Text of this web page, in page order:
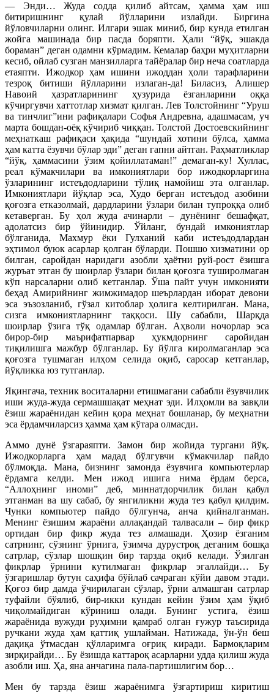
— Энди… Жуда содда қилиб айтсам, ҳамма ҳам иш
битиришнинг қулай йўлларини излайди. Биргина
йўловчиларни олинг. Илгари эшак миниб, бир кунда етилган
жойга машинада бир пасда боряпти. Ҳали “йўқ, эшакда
бораман” деган одамни кўрмадим. Кемалар баҳри муҳитларни
кесиб, ойлаб сузган манзилларга тайёралар бир неча соатларда
етаяпти. Ижодкор ҳам ишини ижоддан ҳоли тарафларини
тезроқ битиши йўлларини излаган-да! Биласиз, Алишер
Навоий ҳазратларининг ҳузурида ёзганларини оққа
кўчиргувчи хаттотлар хизмат қилган. Лев Толстойнинг “Уруш
ва тинчлиг”ини рафиқалари Софья Андревна, адашмасам, уч
марта бошдан-оёқ кўчириб чиққан. Толстой Достоевскийнинг
меҳнаткаш рафиқаси ҳақида “шундай хотини бўлса, ҳамма
ҳам катта ёзувчи бўлар эди” деган гапни айтган. Раҳматликлар
“йўқ, ҳаммасини ўзим қойиллатаман!” демаган-ку! Хуллас,
реал кўмакчилари ва имкониятлари бор ижодкорларгина
ўзларининг истеъдодларини тўлиқ намойиш эта олганлар.
Имкониятлари йўқлар эса, Худо берган истеъдод азобини
қоғозга етказолмай, дардларини ўзлари билан тупроққа олиб
кетаверган. Бу ҳол жуда ачинарли – дунёнинг бешафқат,
адолатсиз бир ўйинидир. Ўйланг, бундай имкониятлар
бўлганида, Махмур ёки Гулханий каби истеъдодлардан
эҳтимол буюк асарлар қолган бўларди. Пошшо хизматини ор
билган, саройдан наридаги азобли ҳаётни руй-рост ёзишга
журъат этган бу шоирлар ўзлари билан қоғозга туширолмаган
кўп нарсаларни олиб кетганлар. Ўша пайт учун имконияти
беҳад Амирийнинг жимжимадор шеърлардан иборат девони
эса эъзозланиб, гўзал китоблар ҳолига келтирилган. Мана,
сизга имкониятларнинг таққоси. Шу сабабли, Шарқда
шоирлар ўзига тўқ одамлар бўлган. Аҳволи ночорлар эса
бирор-бир маърифатпарвар ҳукмдорнинг саройидан
тиқилишга мажбур бўлганлар. Бу йўлга киролмаганлар эса
қоғозга тушмаган илҳом селида оқиб, саросар кетганлар,
йўқликка юз тутганлар.
Яқингача, техник воситаларни етишмагани сабабли ёзувчилик
иши жуда-жуда сермашшақат меҳнат эди. Илҳомли ва завқли
ёзиш жараёнидан кейин қора меҳнат бошланар, бу меҳнатни
эса ёрдамчиларсиз ҳамма ҳам кўтара олмасди.
Аммо дунё ўзгараяпти. Замон бир жойида тургани йўқ.
Ижодкорларга ҳам мадад бўлгувчи кўмакчилар пайдо
бўлмоқда. Мана, бизнинг замонда ёзувчига компьютерлар
ёрдамга келди. Мен ижод ишига нима ёрдам берса,
“Аллоҳнинг иноми” деб, миннатдорчилик билан қабул
этганман ва шу сабаб, бу янгиликни жуда тез қабул қилдим.
Чунки компьютер пайдо бўлгунча, анча қийналганман.
Менинг ёзишим жараёни аллақандай талвасали – бир фикр
ортидан бир фикр жуда тез алмашади. Ҳозир ёзганим
сатрнинг, сўзнинг ўрнига, ўзимча дурустроқ деганим бошқа
сатрлар, сўзлар шошқин бир тарзда оқиб келади. Ўзилган
фикрлар ўрнини кутилмаган фикрлар эгаллайди… Бу
ўзгаришлар бутун саҳифа бўйлаб сачраган кўйи давом этади.
Қоғоз бир дамда ўчирилаган сўзлар, ўрни алмашган сатрлар
туфайли бўялиб, бир-икки кундан кейин ўзим ҳам ўқиб
чиқолмайдиган кўриниш олади. Бунинг устига, ёзиш
жараёнида вужуди руҳимни қамраб олган ғужур таъсирида
ручкани жуда ҳам қаттиқ ушлайман. Натижада, ўн-ўн беш
дақиқа ўтмасдан қўлларимга оғриқ киради. Бармоқларим
зирқирайди… Бу ёзишда каттароқ асарларни удда қилиш жуда
азобли иш. Ҳа, яна анчагина пала-партишлигим бор…
Мен бу тарзда ёзиш жараёнимга ўзгартириш киритиш